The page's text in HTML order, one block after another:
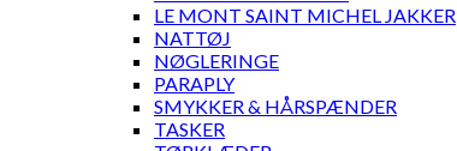
LE MONT SAINT MICHEL JAKKER
NATTØJ
NØGLERINGE
PARAPLY
SMYKKER & HÅRSPÆNDER
TASKER